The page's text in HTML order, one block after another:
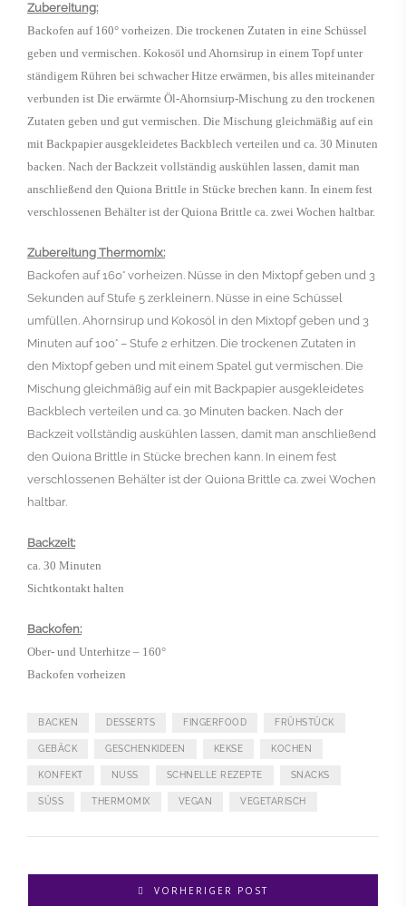
Zubereitung:
Backofen auf 160° vorheizen. Die trockenen Zutaten in eine Schüssel
geben und vermischen. Kokosöl und Ahornsirup in einem Topf unter
ständigem Rühren bei schwacher Hitze erwärmen, bis alles miteinander
verbunden ist Die erwärmte Öl-Ahornsiurp-Mischung zu den trockenen
Zutaten geben und gut vermischen. Die Mischung gleichmäßig auf ein
mit Backpapier ausgekleidetes Backblech verteilen und ca. 30 Minuten
backen. Nach der Backzeit vollständig auskühlen lassen, damit man
anschließend den Quiona Brittle in Stücke brechen kann. In einem fest
verschlossenen Behälter ist der Quiona Brittle ca. zwei Wochen haltbar.
Zubereitung Thermomix:
Backofen auf 160° vorheizen. Nüsse in den Mixtopf geben und 3
Sekunden auf Stufe 5 zerkleinern. Nüsse in eine Schüssel
umfüllen. Ahornsirup und Kokosöl in den Mixtopf geben und 3
Minuten auf 100° – Stufe 2 erhitzen. Die trockenen Zutaten in
den Mixtopf geben und mit einem Spatel gut vermischen. Die
Mischung gleichmäßig auf ein mit Backpapier ausgekleidetes
Backblech verteilen und ca. 30 Minuten backen. Nach der
Backzeit vollständig auskühlen lassen, damit man anschließend
den Quiona Brittle in Stücke brechen kann. In einem fest
verschlossenen Behälter ist der Quiona Brittle ca. zwei Wochen
haltbar.
Backzeit:
ca. 30 Minuten
Sichtkontakt halten
Backofen:
Ober- und Unterhitze – 160°
Backofen vorheizen
BACKEN DESSERTS FINGERFOOD FRÜHSTÜCK
GEBÄCK GESCHENKIDEEN KEKSE KOCHEN
KONFEKT NUSS SCHNELLE REZEPTE SNACKS
SÜSS THERMOMIX VEGAN VEGETARISCH
VORHERIGER POST